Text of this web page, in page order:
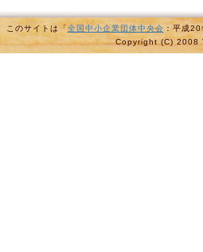
このサイトは「全国中小企業団体中央会 ：平成
Copyright (C) 2008